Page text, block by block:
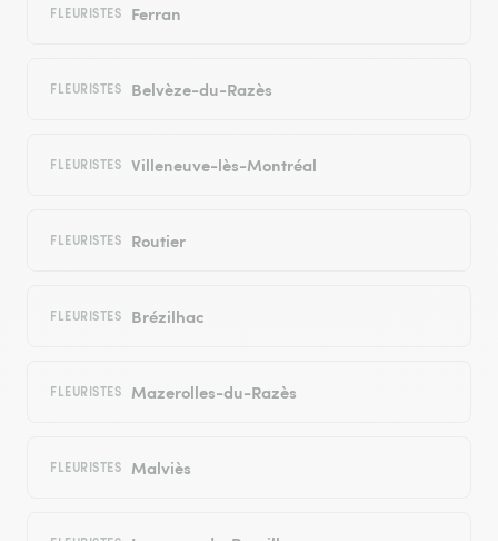
FLEURISTES Ferran
FLEURISTES Belvèze-du-Razès
FLEURISTES Villeneuve-lès-Montréal
FLEURISTES Routier
FLEURISTES Brézilhac
FLEURISTES Mazerolles-du-Razès
FLEURISTES Malviès